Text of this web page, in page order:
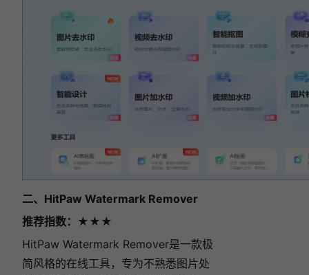
二、HitPaw Watermark Remover
推荐指数：★★★
HitPaw Watermark Remover是一款极
简风格的在线工具，专为不熟悉图片处
2026年6款免费图片去水印工具，去水印再也
2026年亲测6个AI去水印工具，去图片水印再
2025精选5款AI去水印工具：一键去除水印，